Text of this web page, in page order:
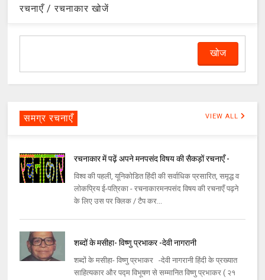
रचनाएँ / रचनाकार खोजें
समग्र रचनाएँ VIEW ALL
रचनाकार में पढ़ें अपने मनपसंद विषय की सैकड़ों रचनाएँ -
विश्व की पहली, यूनिकोडित हिंदी की सर्वाधिक प्रसारित, समृद्ध व
लोकप्रिय ई-पत्रिका - रचनाकारमनपसंद विषय की रचनाएँ पढ़ने
के लिए उस पर क्लिक / टैप कर...
शब्दों के मसीहा- विष्णु प्रभाकर -देवी नागरानी
शब्दों के मसीहा- विष्णु प्रभाकर -देवी नागरानी हिंदी के प्रख्यात
साहित्यकार और पद्म विभूषण से सम्मानित विष्णु प्रभाकर ( २१